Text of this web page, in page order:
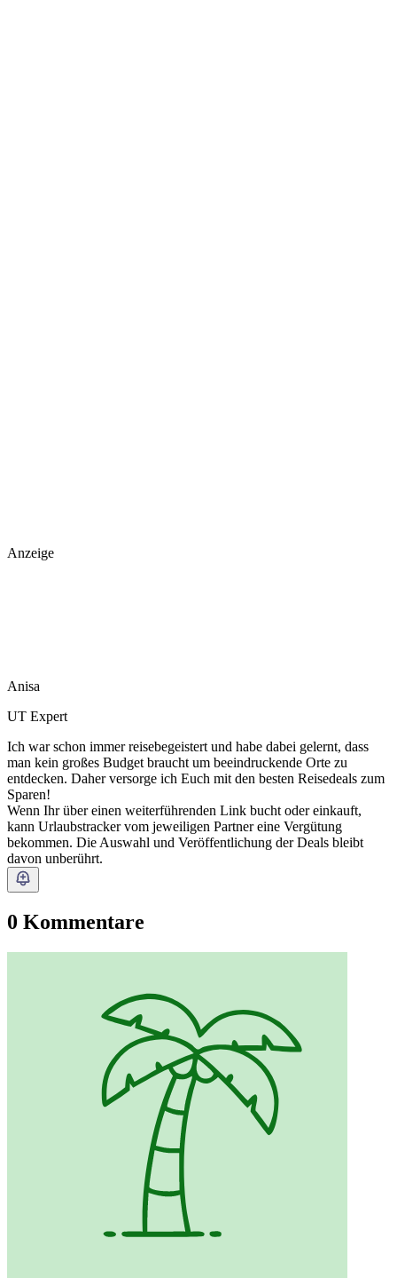
Anzeige
Anisa
UT Expert
Ich war schon immer reisebegeistert und habe dabei gelernt, dass
man kein großes Budget braucht um beeindruckende Orte zu
entdecken. Daher versorge ich Euch mit den besten Reisedeals zum
Sparen!
Wenn Ihr über einen weiterführenden Link bucht oder einkauft,
kann Urlaubstracker vom jeweiligen Partner eine Vergütung
bekommen. Die Auswahl und Veröffentlichung der Deals bleibt
davon unberührt.
0 Kommentare